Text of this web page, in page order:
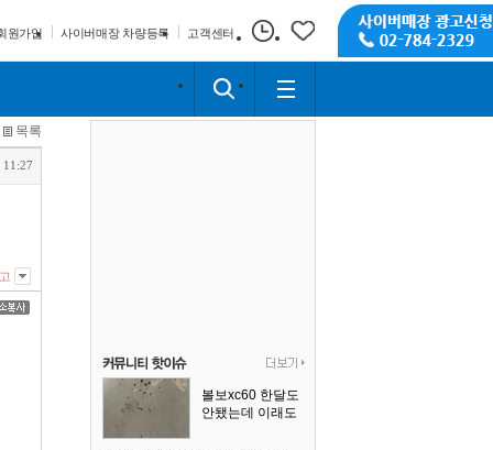
원가입 사이버매장 차량등록 고객센터
목록
볼보xc60 한달도
안됐는데 이래도